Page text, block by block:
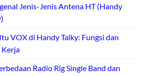
Jenis-Jenis Antena HT (Handy
VOX di Handy Talky: Fungsi dan
Kerja
Radio Rig Single Band dan